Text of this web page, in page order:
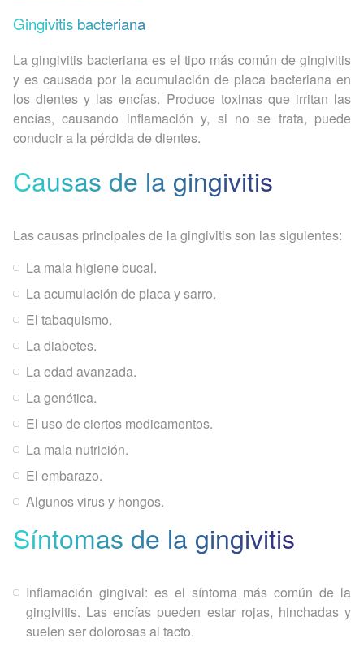
Gingivitis bacteriana
La gingivitis bacteriana es el tipo más común de gingivitis
y es causada por la acumulación de placa bacteriana en
los dientes y las encías. Produce toxinas que irritan las
encías, causando inflamación y, si no se trata, puede
conducir a la pérdida de dientes.
Causas de la gingivitis
Las causas principales de la gingivitis son las siguientes:
La mala higiene bucal.
La acumulación de placa y sarro.
El tabaquismo.
La diabetes.
La edad avanzada.
La genética.
El uso de ciertos medicamentos.
La mala nutrición.
El embarazo.
Algunos virus y hongos.
Síntomas de la gingivitis
Inflamación gingival: es el síntoma más común de la
gingivitis. Las encías pueden estar rojas, hinchadas y
suelen ser dolorosas al tacto.